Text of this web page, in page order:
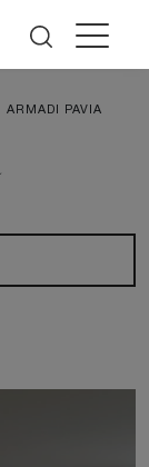
ARMADI PAVIA